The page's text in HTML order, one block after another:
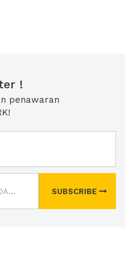
!
penawaran
SUBSCRIBE